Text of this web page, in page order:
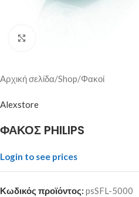
Αρχική σελίδα/Shop/Φακοί
Alexstore
ΦΑΚΟΣ PHILIPS
Login to see prices
Κωδικός προϊόντος: psSFL-5000